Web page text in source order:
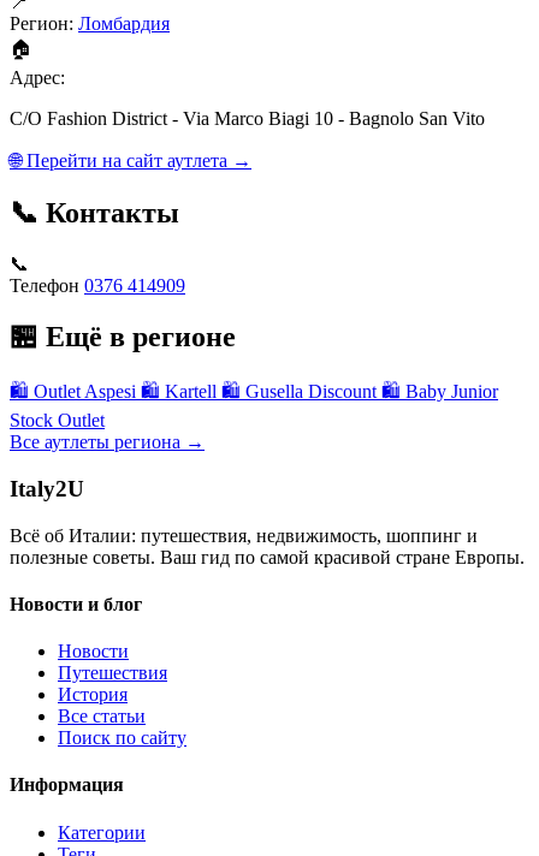
Регион: Ломбардия
🏠
Адрес:
C/O Fashion District - Via Marco Biagi 10 - Bagnolo San Vito
🌐 Перейти на сайт аутлета →
📞 Контакты
📞
Телефон 0376 414909
🏪 Ещё в регионе
🛍 Outlet Aspesi 🛍 Kartell 🛍 Gusella Discount 🛍 Baby Junior
Stock Outlet
Все аутлеты региона →
Italy2U
Всё об Италии: путешествия, недвижимость, шоппинг и
полезные советы. Ваш гид по самой красивой стране Европы.
Новости и блог
Новости
Путешествия
История
Все статьи
Поиск по сайту
Информация
Категории